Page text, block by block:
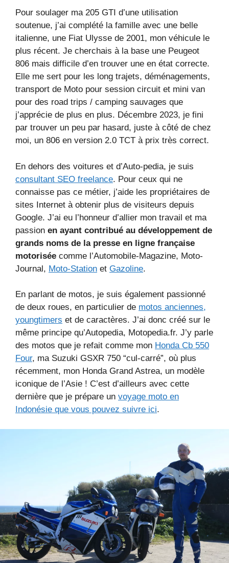
Pour soulager ma 205 GTI d’une utilisation
soutenue, j’ai complété la famille avec une belle
italienne, une Fiat Ulysse de 2001, mon véhicule le
plus récent. Je cherchais à la base une Peugeot
806 mais difficile d’en trouver une en état correcte.
Elle me sert pour les long trajets, déménagements,
transport de Moto pour session circuit et mini van
pour des road trips / camping sauvages que
j’apprécie de plus en plus. Décembre 2023, je fini
par trouver un peu par hasard, juste à côté de chez
moi, un 806 en version 2.0 TCT à prix très correct.
En dehors des voitures et d’Auto-pedia, je suis
consultant SEO freelance. Pour ceux qui ne
connaisse pas ce métier, j’aide les propriétaires de
sites Internet à obtenir plus de visiteurs depuis
Google. J’ai eu l’honneur d’allier mon travail et ma
passion en ayant contribué au développement de
grands noms de la presse en ligne française
motorisée comme l’Automobile-Magazine, Moto-
Journal, Moto-Station et Gazoline.
En parlant de motos, je suis également passionné
de deux roues, en particulier de motos anciennes,
youngtimers et de caractères. J’ai donc créé sur le
même principe qu’Autopedia, Motopedia.fr. J’y parle
des motos que je refait comme mon Honda Cb 550
Four, ma Suzuki GSXR 750 “cul-carré”, où plus
récemment, mon Honda Grand Astrea, un modèle
iconique de l’Asie ! C’est d’ailleurs avec cette
dernière que je prépare un voyage moto en
Indonésie que vous pouvez suivre ici.